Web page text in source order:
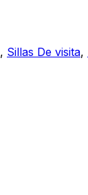
, Sillas De visita,